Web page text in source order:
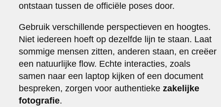
ontstaan tussen de officiële poses door.
Gebruik verschillende perspectieven en hoogtes.
Niet iedereen hoeft op dezelfde lijn te staan. Laat
sommige mensen zitten, anderen staan, en creëer
een natuurlijke flow. Echte interacties, zoals
samen naar een laptop kijken of een document
bespreken, zorgen voor authentiekezakelijke
fotografie.